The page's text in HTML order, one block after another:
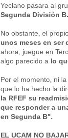
Yeclano pasara al
Segunda División B.
No obstante, el
unos meses en ser
ahora, juegue en
algo parecido a lo
Por el momento, ni
que lo ha hecho la
la RFEF su
que responder a
en Segunda B".
EL UCAM NO